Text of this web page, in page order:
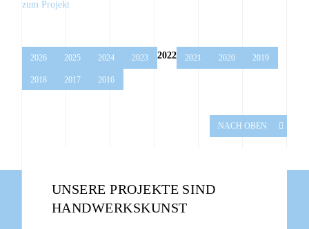
zum Projekt
2026 2025 2024 2023 2022 2021 2020 2019
2018 2017 2016
NACH OBEN
UNSERE PROJEKTE SIND
HANDWERKSKUNST